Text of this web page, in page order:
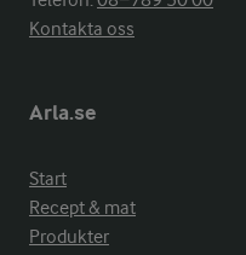
Kontakta oss
Arla.se
Start
Recept & mat
Produkter